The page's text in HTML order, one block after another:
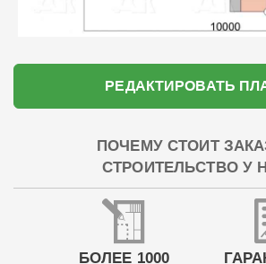
РЕДАКТИРОВАТЬ
ПОЧЕМУ СТОИТ
СТРОИТЕЛЬСТВО У
БОЛЕЕ 1000